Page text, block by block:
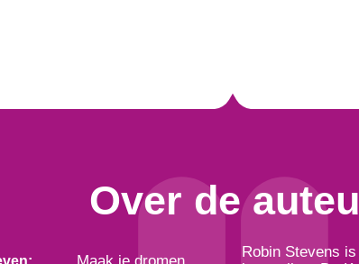
Over de
Maak je dromen
Robin Stevens